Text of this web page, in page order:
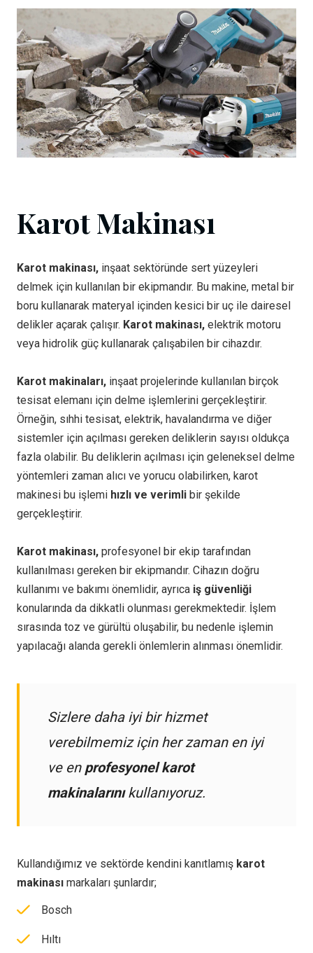
Karot Makinası
Karot makinası, inşaat sektöründe sert yüzeyleri
delmek için kullanılan bir ekipmandır. Bu makine, metal bir
boru kullanarak materyal içinden kesici bir uç ile dairesel
delikler açarak çalışır. Karot makinası, elektrik motoru
veya hidrolik güç kullanarak çalışabilen bir cihazdır.
Karot makinaları, inşaat projelerinde kullanılan birçok
tesisat elemanı için delme işlemlerini gerçekleştirir.
Örneğin, sıhhi tesisat, elektrik, havalandırma ve diğer
sistemler için açılması gereken deliklerin sayısı oldukça
fazla olabilir. Bu deliklerin açılması için geleneksel delme
yöntemleri zaman alıcı ve yorucu olabilirken, karot
makinesi bu işlemi hızlı ve verimli bir şekilde
gerçekleştirir.
Karot makinası, profesyonel bir ekip tarafından
kullanılması gereken bir ekipmandır. Cihazın doğru
kullanımı ve bakımı önemlidir, ayrıca iş güvenliği
konularında da dikkatli olunması gerekmektedir. İşlem
sırasında toz ve gürültü oluşabilir, bu nedenle işlemin
yapılacağı alanda gerekli önlemlerin alınması önemlidir.
Sizlere daha iyi bir hizmet
verebilmemiz için her zaman en iyi
ve en profesyonel karot
makinalarınıkullanıyoruz.
Kullandığımız ve sektörde kendini kanıtlamış karot
makinası markaları şunlardır;
Bosch
Hıltı